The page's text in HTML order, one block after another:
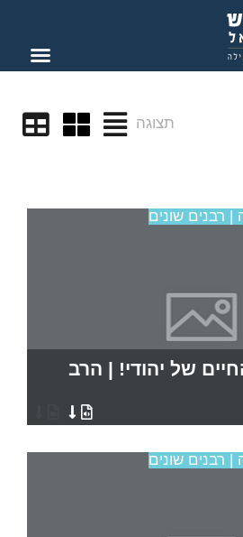
תצוגה
| רבנים שונים
של יהודי! | הרב
| רבנים שונים